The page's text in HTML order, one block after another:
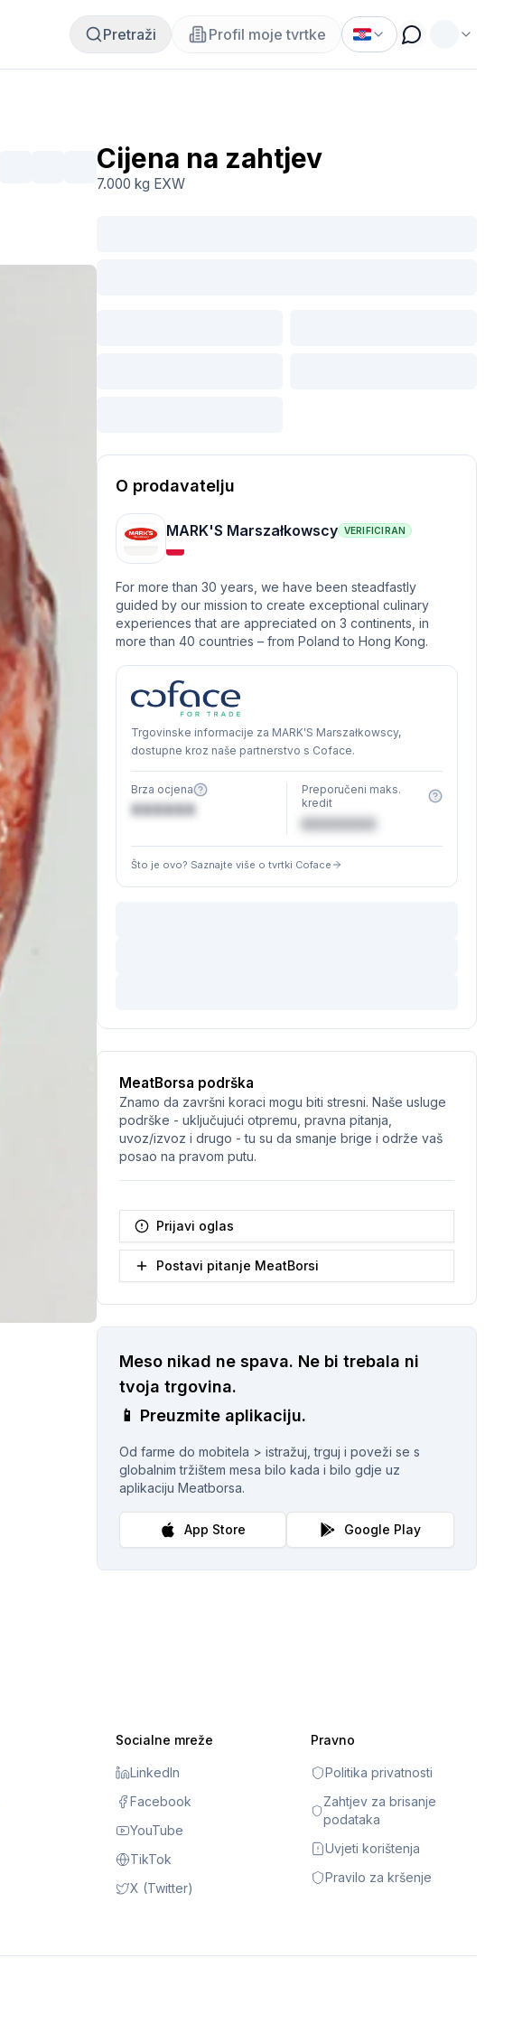
Pretraži Profil moje tvrtke
Cijena na zahtjev
7.000 kg EXW
O prodavatelju
MARK'S Marszałkowscy VERIFICIRAN
For more than 30 years, we have been steadfastly
guided by our mission to create exceptional culinary
experiences that are appreciated on 3 continents, in
more than 40 countries – from Poland to Hong Kong.
Trgovinske informacije za MARK'S Marszałkowscy,
dostupne kroz naše partnerstvo s Coface.
Brza ocjena
XXXXXX
Preporučeni maks.
kredit
Što je ovo? Saznajte više o tvrtki Coface
MeatBorsa podrška
Znamo da završni koraci mogu biti stresni. Naše usluge
podrške - uključujući otpremu, pravna pitanja,
uvoz/izvoz i drugo - tu su da smanje brige i održe vaš
posao na pravom putu.
Prijavi oglas
Postavi pitanje MeatBorsi
Meso nikad ne spava. Ne bi trebala ni
tvoja trgovina.
📱 Preuzmite aplikaciju.
Od farme do mobitela > istražuj, trguj i poveži se s
globalnim tržištem mesa bilo kada i bilo gdje uz
aplikaciju Meatborsa.
App Store Google Play
Socialne mreže
LinkedIn
Facebook
YouTube
TikTok
X (Twitter)
Pravno
Politika privatnosti
Zahtjev za brisanje
podataka
Uvjeti korištenja
Pravilo za kršenje